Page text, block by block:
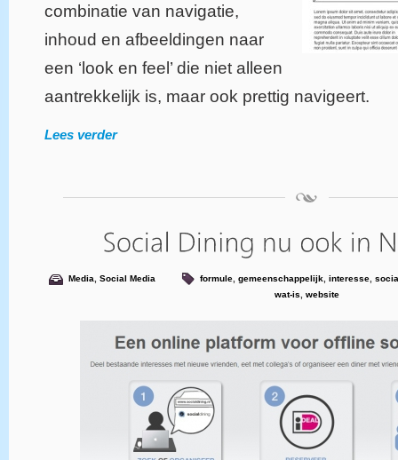
combinatie van navigatie,
inhoud en afbeeldingen naar
een ‘look en feel’ die niet alleen
aantrekkelijk is, maar ook prettig navigeert.
Lees verder
Media, Social Media formule, gemeenschappelijk, interesse,
wat-is, website